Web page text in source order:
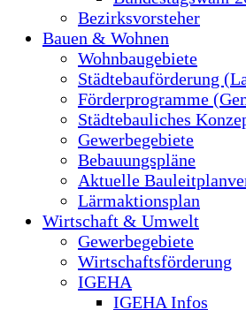
Bezirksvorsteher
Bauen & Wohnen
Wohnbaugebiete
Städtebauförderung
Förderprogramme
Städtebauliches
Gewerbegebiete
Bebauungspläne
Aktuelle
Lärmaktionsplan
Wirtschaft & Umwelt
Gewerbegebiete
Wirtschaftsförderung
IGEHA
IGEHA Infos